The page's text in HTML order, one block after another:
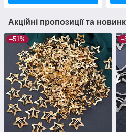
Акційні пропозиції та
–51%